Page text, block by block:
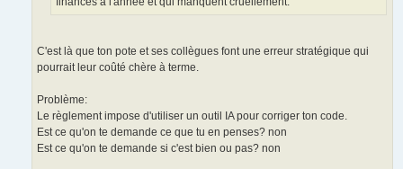
C'est là que ton pote et ses collègues font une erreur stratégique qui
pourrait leur coûté chère à terme.
Problème:
Le règlement impose d'utiliser un outil IA pour corriger ton code.
Est ce qu'on te demande ce que tu en penses? non
Est ce qu'on te demande si c'est bien ou pas? non